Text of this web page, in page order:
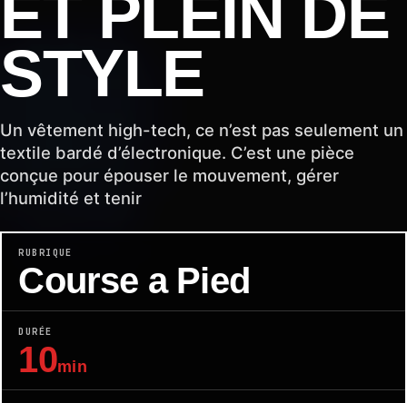
ET PLEIN DE
STYLE
Un vêtement high-tech, ce n’est pas seulement un
textile bardé d’électronique. C’est une pièce
conçue pour épouser le mouvement, gérer
l’humidité et tenir
RUBRIQUE
Course a Pied
DURÉE
10min